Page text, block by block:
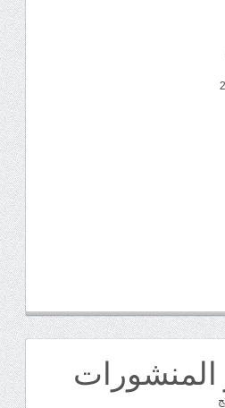
المنشورات